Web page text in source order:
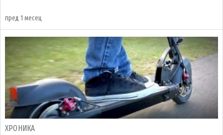
пред 1 месец
ХРОНИКА